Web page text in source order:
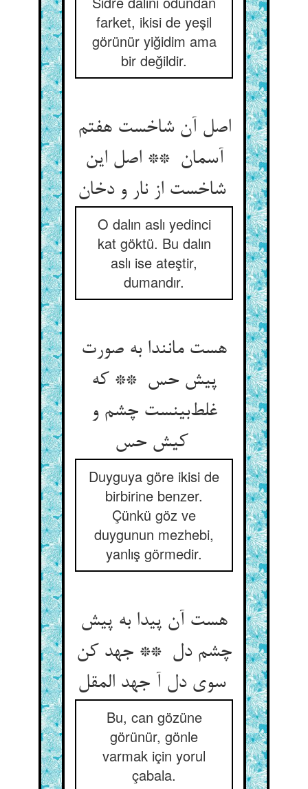
farket, ikisi de yeşil
görünür yiğidim ama
bir değildir.
اصل آن شاخست هفتم
آسمان ** اصل این
شاخست از نار و دخان
O dalın aslı yedinci
kat göktü. Bu dalın
aslı ise ateştir,
dumandır.
هست مانندا به صورت
پیش حس ** که
غلط‌بینست چشم و
Duyguya göre ikisi de
birbirine benzer.
Çünkü göz ve
duygunun mezhebi,
yanlış görmedir.
هست آن پیدا به پیش
چشم دل ** جهد کن
سوی دل آ جهد المقل
Bu, can gözüne
görünür, gönle
varmak için yorul
çabala.